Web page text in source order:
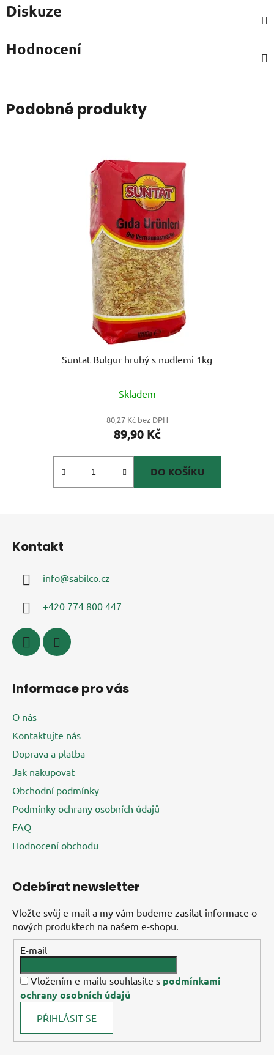
Diskuze
Hodnocení
Podobné produkty
Suntat Bulgur hrubý s nudlemi 1kg
Skladem
80,27 Kč bez DPH
89,90 Kč
DO KOŠÍKU
Kontakt
info@sabilco.cz
+420 774 800 447
Informace pro vás
O nás
Kontaktujte nás
Doprava a platba
Jak nakupovat
Obchodní podmínky
Podmínky ochrany osobních údajů
FAQ
Hodnocení obchodu
Odebírat newsletter
Vložte svůj e-mail a my vám budeme zasílat informace o
nových produktech na našem e-shopu.
E-mail
Vložením e-mailu souhlasíte s podmínkami
ochrany osobních údajů
PŘIHLÁSIT SE